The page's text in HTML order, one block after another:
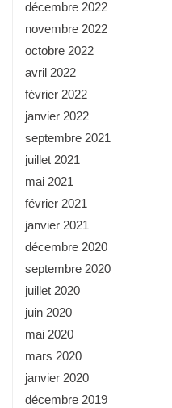
décembre 2022
novembre 2022
octobre 2022
avril 2022
février 2022
janvier 2022
septembre 2021
juillet 2021
mai 2021
février 2021
janvier 2021
décembre 2020
septembre 2020
juillet 2020
juin 2020
mai 2020
mars 2020
janvier 2020
décembre 2019